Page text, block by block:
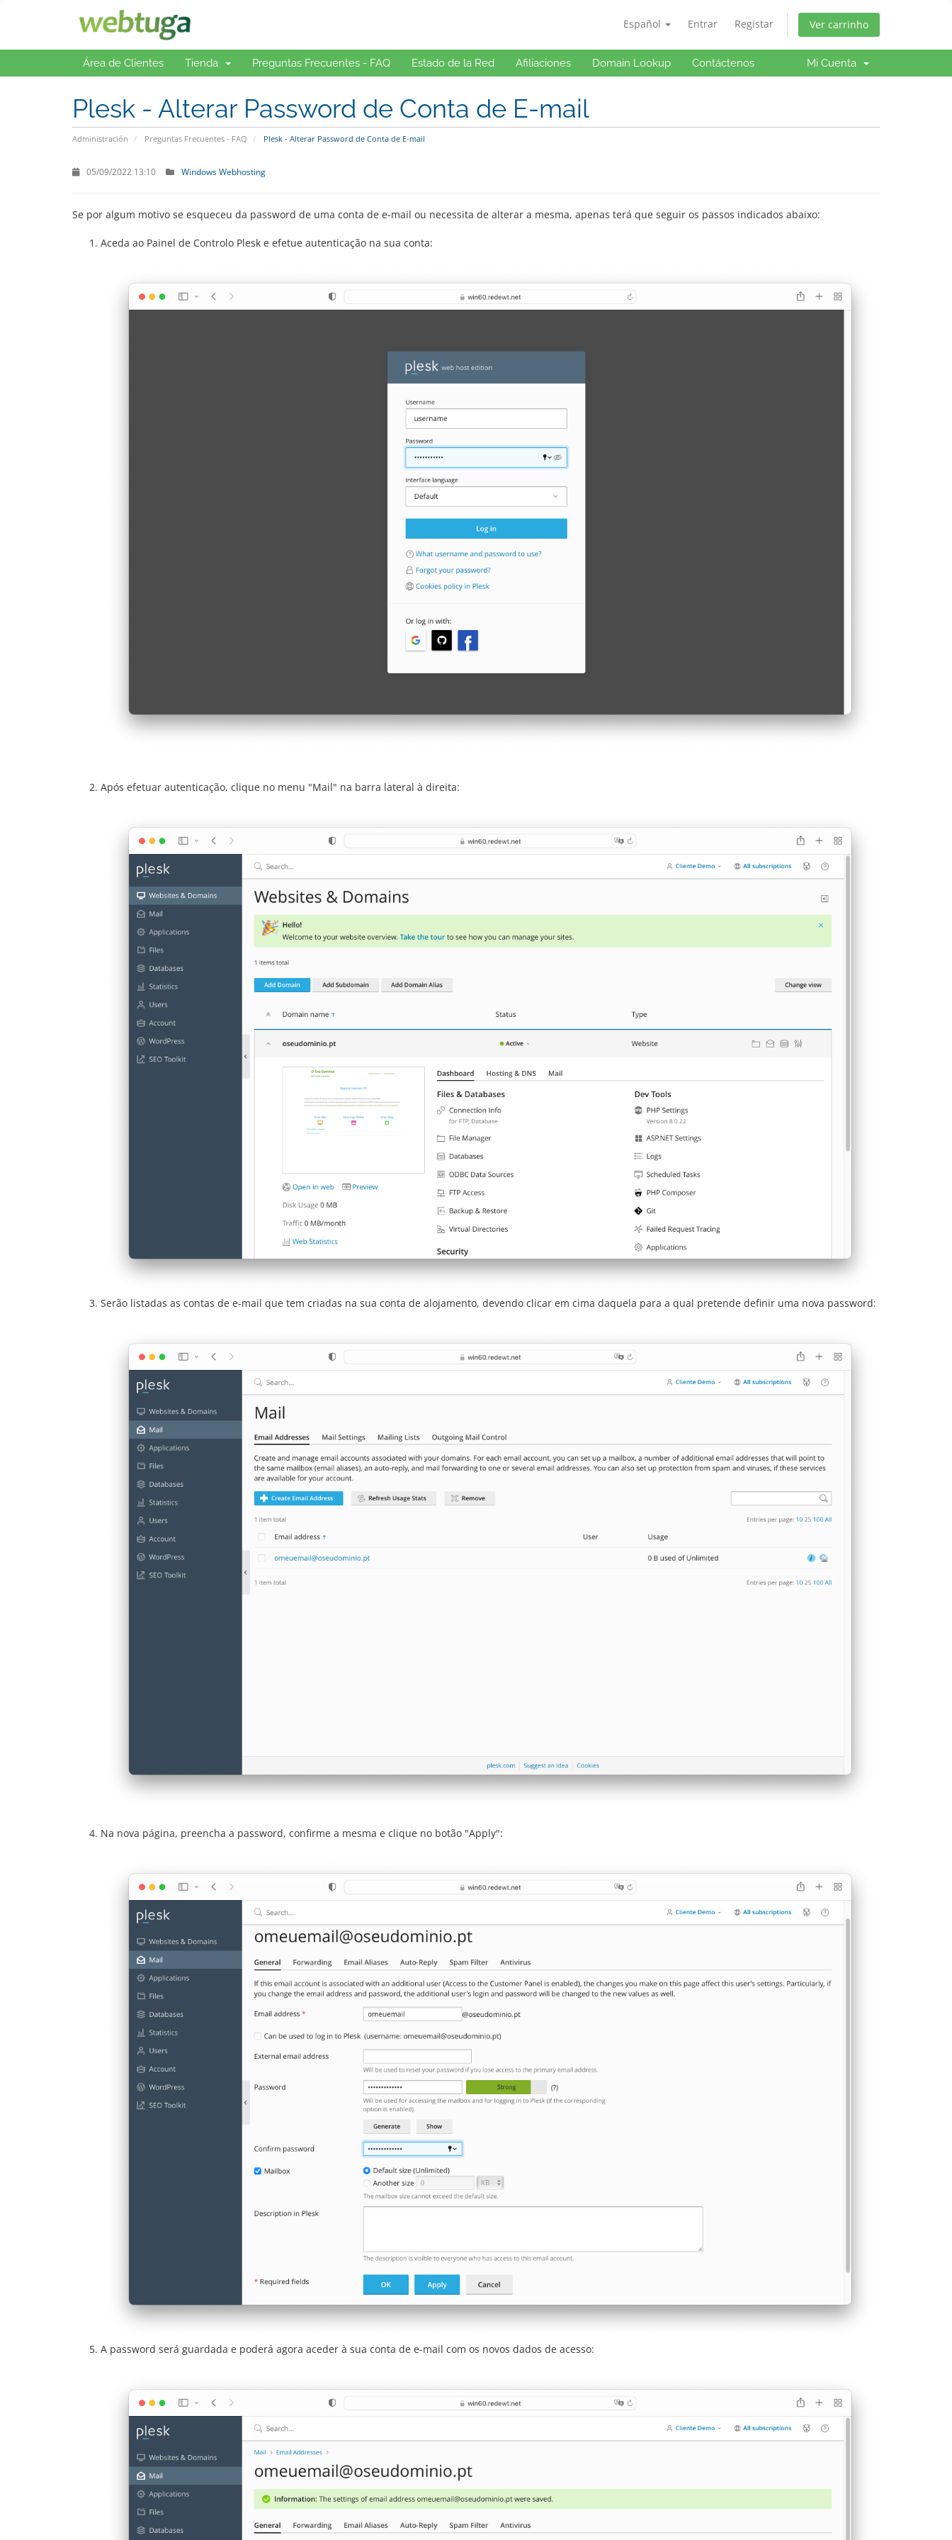
Español Entrar Registar Ver carrinho
Área de Clientes Tienda Preguntas Frecuentes - FAQ Estado de la Red Afiliaciones Domain Lookup Contáctenos Mi Cuenta
Plesk - Alterar Password de Conta de E-mail
Administración Preguntas Frecuentes - FAQ Plesk - Alterar Password de Conta de E-mail
05/09/2022 13:10 Windows Webhosting
Se por algum motivo se esqueceu da password de uma conta de e-mail ou necessita de alterar a mesma, apenas terá que seguir os passos indicados abaixo:
Aceda ao Painel de Controlo Plesk e efetue autenticação na sua conta:
Após efetuar autenticação, clique no menu "Mail" na barra lateral à direita:
Serão listadas as contas de e-mail que tem criadas na sua conta de alojamento, devendo clicar em cima daquela para a qual pretende definir uma nova password:
Na nova página, preencha a password, confirme a mesma e clique no botão "Apply":
A password será guardada e poderá agora aceder à sua conta de e-mail com os novos dados de acesso: